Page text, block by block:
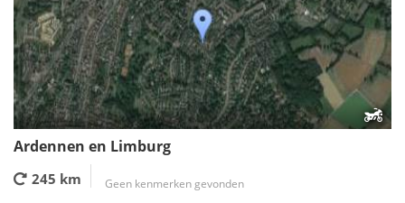
Ardennen en Limburg
245 km Geen kenmerken gevonden